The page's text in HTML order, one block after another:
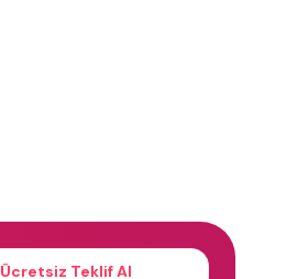
Ücretsiz Teklif Al